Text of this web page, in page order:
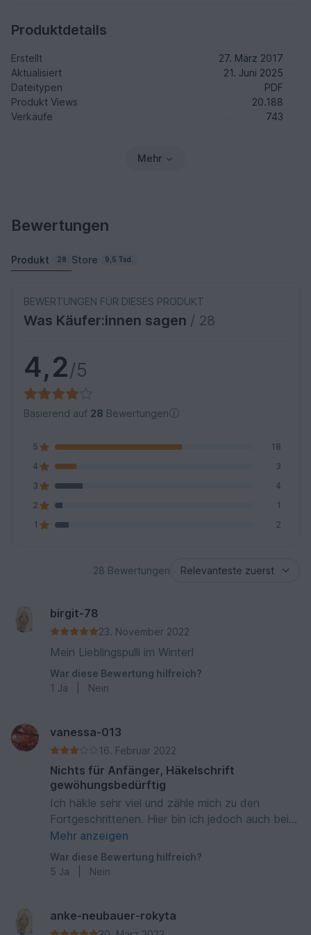
Produktdetails
Erstellt
27. März 2017
Aktualisiert
21. Juni 2025
Dateitypen
PDF
Produkt Views
20.188
Verkäufe
743
Mehr
Bewertungen
Produkt 28 Store 9,5 Tsd.
BEWERTUNGEN FÜR DIESES PRODUKT
Was Käufer:innen sagen / 28
4,2/5
Basierend auf 28 Bewertungen
5
18
4
3
3
4
2
1
1
2
28 Bewertungen
birgit-78
23. November 2022
Mein Lieblingspulli im Winter!
War diese Bewertung hilfreich?
1 Ja Nein
vanessa-013
16. Februar 2022
Nichts für Anfänger, Häkelschrift
gewöhungsbedürftig
Ich häkle sehr viel und zähle mich zu den
Fortgeschrittenen. Hier bin ich jedoch auch beim
Zopfmuster ganz schön ins grübeln gekommen
und musste mehrmals auftrennen. Die
Beschreibung im Fließtext ist umständlich, man
Dennoch ein sehr schönes Muster und ein toller
Pullover!
Mehr anzeigen
War diese Bewertung hilfreich?
5 Ja Nein
anke-neubauer-rokyta